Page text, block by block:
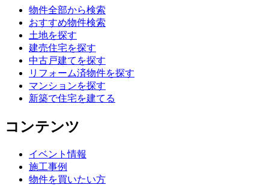
物件全部から検索
おすすめ物件検索
土地を探す
建売住宅を探す
中古戸建てを探す
リフォーム済物件を探す
マンションを探す
新築で住宅を建てる
コンテンツ
イベント情報
施工事例
物件を買いたい方